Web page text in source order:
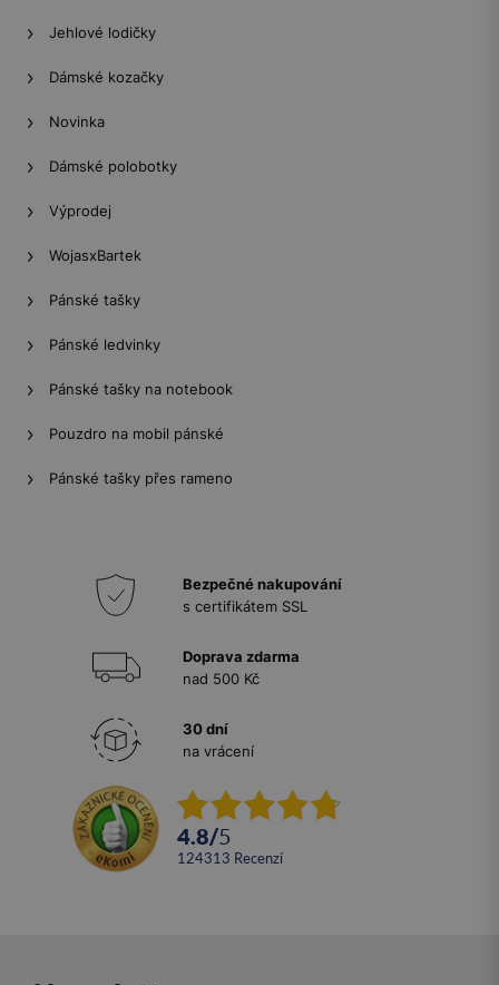
Jehlové lodičky
Dámské kozačky
Novinka
Dámské polobotky
Výprodej
WojasxBartek
Pánské tašky
Pánské ledvinky
Pánské tašky na notebook
Pouzdro na mobil pánské
Pánské tašky přes rameno
Bezpečné nakupování
s certifikátem SSL
Doprava zdarma
nad 500 Kč
30 dní
na vrácení
4.8/5
124313 recenzí